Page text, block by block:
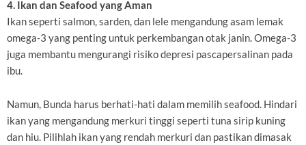
4. Ikan dan Seafood yang Aman
Ikan seperti salmon, sarden, dan lele mengandung asam lemak
omega-3 yang penting untuk perkembangan otak janin. Omega-3
juga membantu mengurangi risiko depresi pascapersalinan pada
ibu.
Namun, Bunda harus berhati-hati dalam memilih seafood. Hindari
ikan yang mengandung merkuri tinggi seperti tuna sirip kuning
dan hiu. Pilihlah ikan yang rendah merkuri dan pastikan dimasak